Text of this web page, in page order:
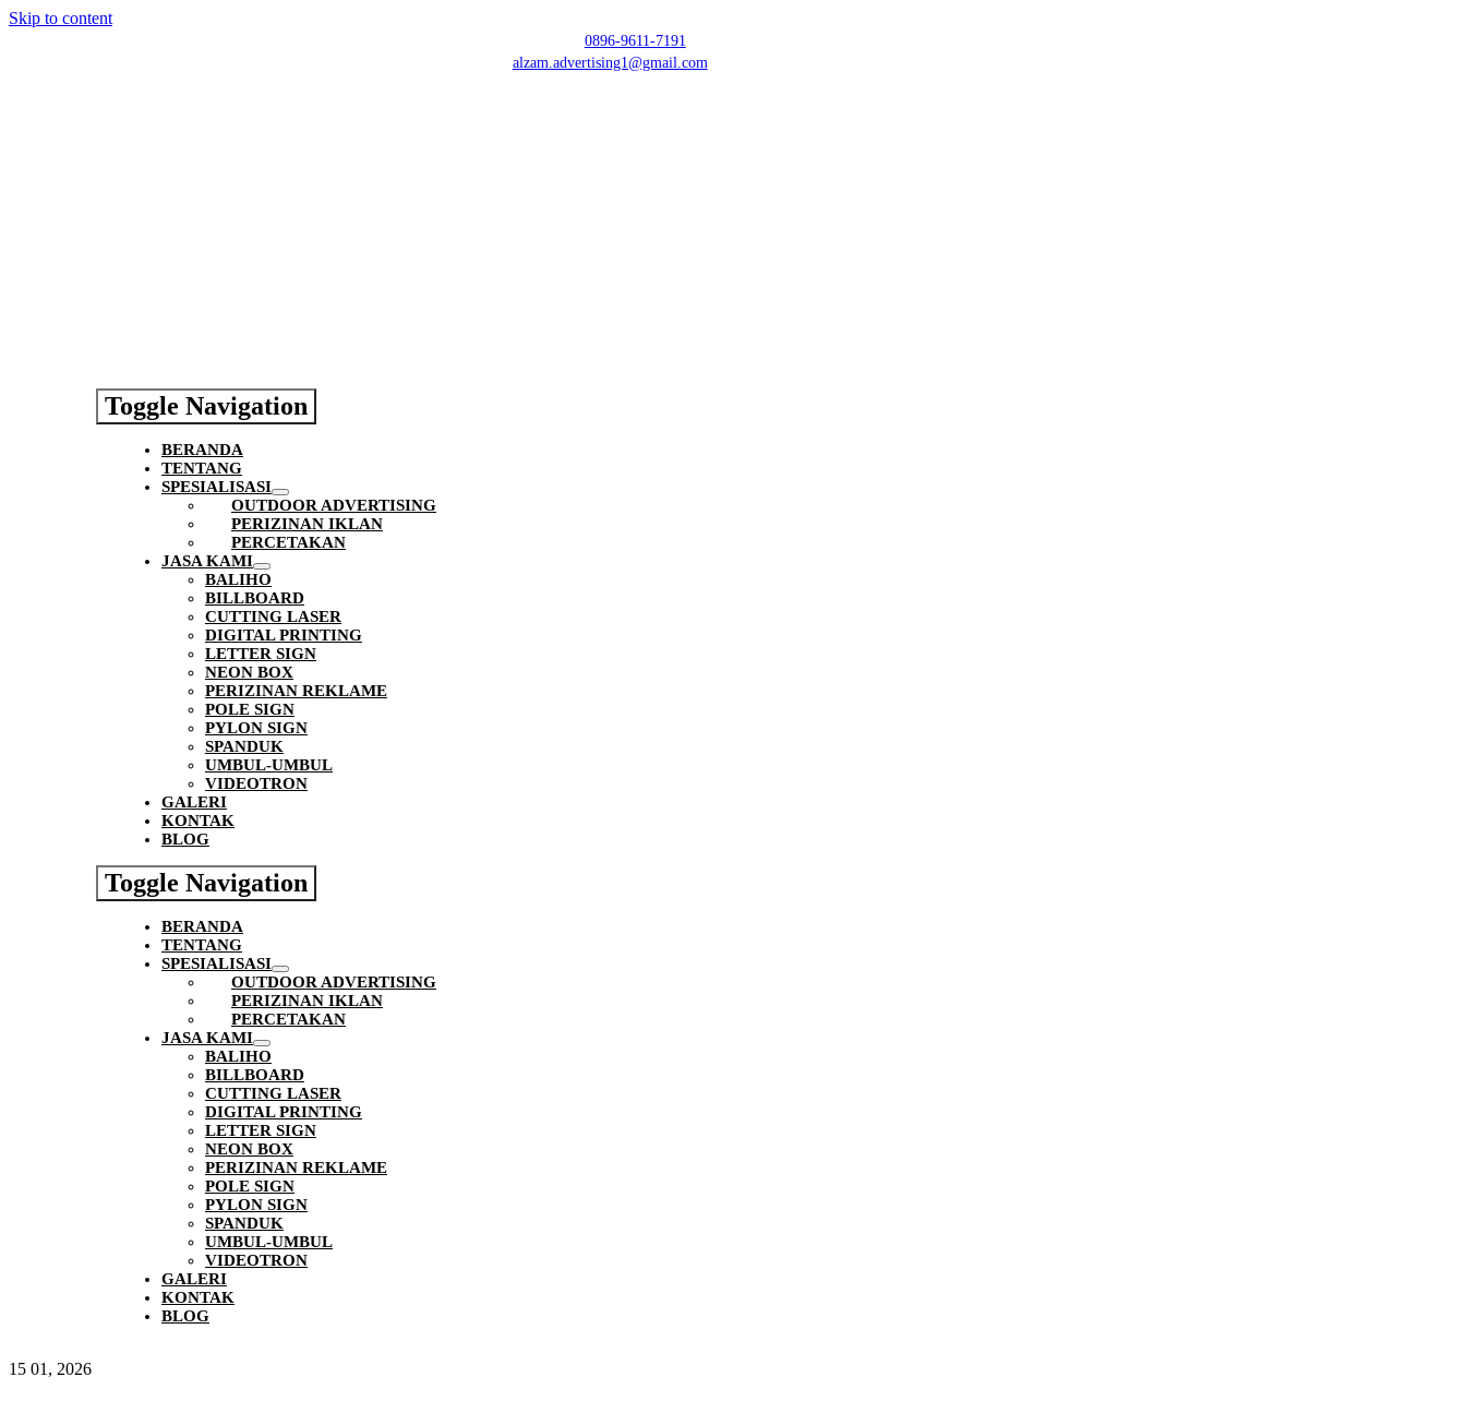
Skip to content
0896-9611-7191
alzam.advertising1@gmail.com
Toggle Navigation
BERANDA
TENTANG
SPESIALISASI
OUTDOOR ADVERTISING
PERIZINAN IKLAN
PERCETAKAN
JASA KAMI
BALIHO
BILLBOARD
CUTTING LASER
DIGITAL PRINTING
LETTER SIGN
NEON BOX
PERIZINAN REKLAME
POLE SIGN
PYLON SIGN
SPANDUK
UMBUL-UMBUL
VIDEOTRON
GALERI
KONTAK
BLOG
Toggle Navigation
BERANDA
TENTANG
SPESIALISASI
OUTDOOR ADVERTISING
PERIZINAN IKLAN
PERCETAKAN
JASA KAMI
BALIHO
BILLBOARD
CUTTING LASER
DIGITAL PRINTING
LETTER SIGN
NEON BOX
PERIZINAN REKLAME
POLE SIGN
PYLON SIGN
SPANDUK
UMBUL-UMBUL
VIDEOTRON
GALERI
KONTAK
BLOG
15 01, 2026